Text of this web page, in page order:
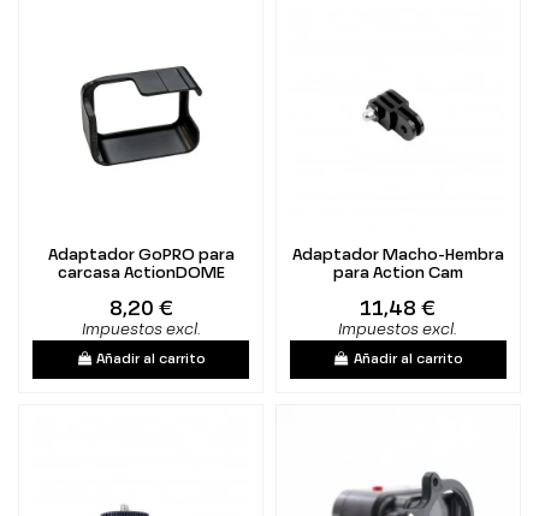
Adaptador GoPRO para
carcasa ActionDOME
8,20 €
Impuestos excl.
Añadir al carrito
Adaptador Macho-Hembra
para Action Cam
11,48 €
Impuestos excl.
Añadir al carrito